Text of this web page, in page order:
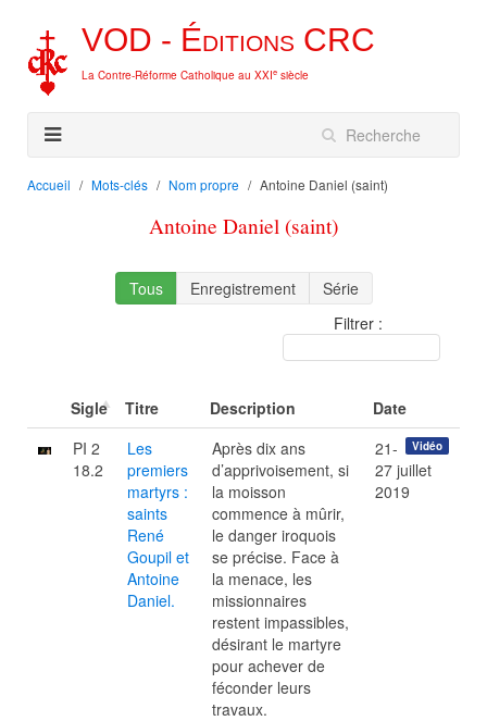
VOD - Éditions CRC
La Contre-Réforme Catholique au XXIe siècle
Accueil Mots-clés Nom propre Antoine Daniel (saint)
Antoine Daniel (saint)
Tous Enregistrement
Série
Filtrer :
Sigle Titre Description
Date
PI 2
18.2
Les
premiers
martyrs :
saints
René
Goupil et
Antoine
Daniel.
Après dix ans
d’apprivoisement, si
la moisson
commence à mûrir,
le danger iroquois
se précise. Face à
la menace, les
missionnaires
restent impassibles,
désirant le martyre
pour achever de
féconder leurs
travaux.
Vidéo
21-
27 juillet
2019